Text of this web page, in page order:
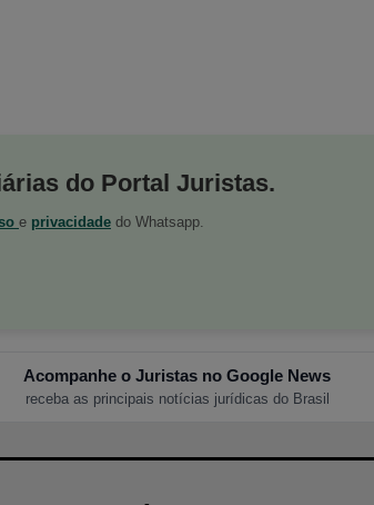
do Portal Juristas.
e privacidade do Whatsapp.
Acompanhe o Juristas no Google News
receba as principais notícias jurídicas do Brasil